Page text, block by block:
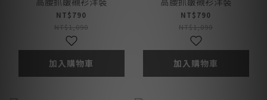
NT$790
NT$1,090
加入購物車
NT$790
NT$1,090
加入購物車